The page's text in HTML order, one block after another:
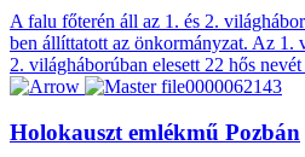
A falu főterén áll az 1. és 2.
ben állíttatott az önkormányzat. Az 1.
2. világháborúban elesett 22 hős
Holokauszt emlékmű Pozbán